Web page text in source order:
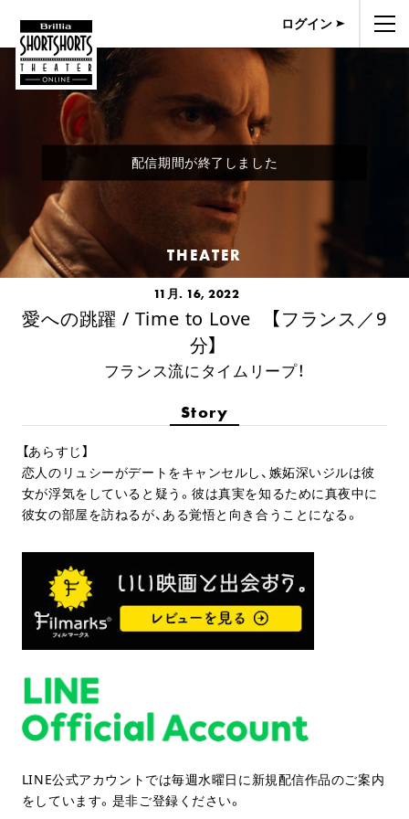
ログイン
配信期間が終了しました
THEATER
11月. 16, 2022
愛への跳躍 / Time to Love 【フランス／9
分】
フランス流にタイムリープ！
Story
【あらすじ】
恋人のリュシーがデートをキャンセルし、嫉妬深いジルは彼
女が浮気をしていると疑う。彼は真実を知るために真夜中に
彼女の部屋を訪ねるが、ある覚悟と向き合うことになる。
LINE公式アカウントでは毎週水曜日に新規配信作品のご案内
をしています。是非ご登録ください。